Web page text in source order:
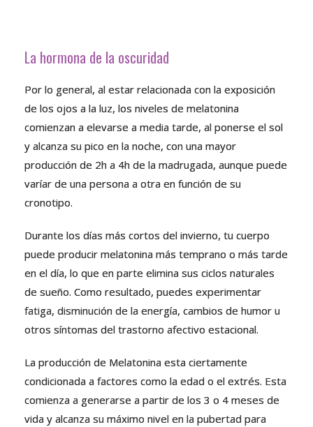
La hormona de la oscuridad
Por lo general, al estar relacionada con la exposición
de los ojos a la luz, los niveles de melatonina
comienzan a elevarse a media tarde, al ponerse el sol
y alcanza su pico en la noche, con una mayor
producción de 2h a 4h de la madrugada, aunque puede
varíar de una persona a otra en función de su
cronotipo.
Durante los días más cortos del invierno, tu cuerpo
puede producir melatonina más temprano o más tarde
en el día, lo que en parte elimina sus ciclos naturales
de sueño. Como resultado, puedes experimentar
fatiga, disminución de la energía, cambios de humor u
otros síntomas del trastorno afectivo estacional.
La producción de Melatonina esta ciertamente
condicionada a factores como la edad o el extrés. Esta
comienza a generarse a partir de los 3 o 4 meses de
vida y alcanza su máximo nivel en la pubertad para